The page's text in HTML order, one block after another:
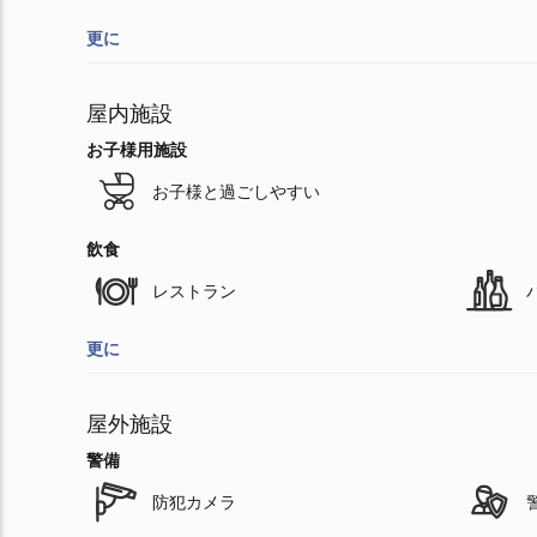
更に
屋内施設
お子様用施設
お子様と過ごしやすい
飲食
レストラン
更に
屋外施設
警備
防犯カメラ